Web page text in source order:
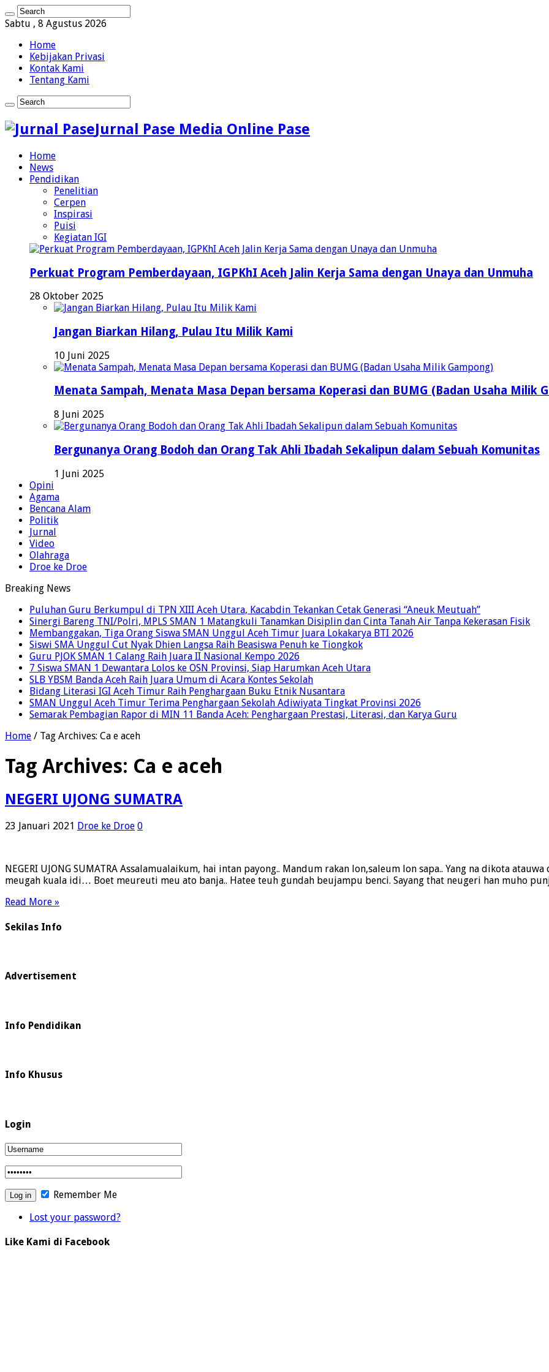
Sabtu , 8 Agustus 2026
Home
Kebijakan Privasi
Kontak Kami
Tentang Kami
Jurnal Pase Media Online Pase
Home
News
Pendidikan
Penelitian
Cerpen
Inspirasi
Puisi
Kegiatan IGI
Perkuat Program Pemberdayaan, IGPKhI Aceh Jalin Kerja Sama dengan Unaya dan Unmuha
28 Oktober 2025
Jangan Biarkan Hilang, Pulau Itu Milik Kami
10 Juni 2025
Menata Sampah, Menata Masa Depan bersama Koperasi dan BUMG (Badan Usaha Milik
8 Juni 2025
Bergunanya Orang Bodoh dan Orang Tak Ahli Ibadah Sekalipun dalam Sebuah Komunitas
1 Juni 2025
Opini
Agama
Bencana Alam
Politik
Jurnal
Video
Olahraga
Droe ke Droe
Breaking News
Puluhan Guru Berkumpul di TPN XIII Aceh Utara, Kacabdin Tekankan Cetak Generasi “Aneuk Meutuah”
Sinergi Bareng TNI/Polri, MPLS SMAN 1 Matangkuli Tanamkan Disiplin dan Cinta Tanah Air Tanpa Kekerasan Fisik
Membanggakan, Tiga Orang Siswa SMAN Unggul Aceh Timur Juara Lokakarya BTI 2026
Siswi SMA Unggul Cut Nyak Dhien Langsa Raih Beasiswa Penuh ke Tiongkok
Guru PJOK SMAN 1 Calang Raih Juara II Nasional Kempo 2026
7 Siswa SMAN 1 Dewantara Lolos ke OSN Provinsi, Siap Harumkan Aceh Utara
SLB YBSM Banda Aceh Raih Juara Umum di Acara Kontes Sekolah
Bidang Literasi IGI Aceh Timur Raih Penghargaan Buku Etnik Nusantara
SMAN Unggul Aceh Timur Terima Penghargaan Sekolah Adiwiyata Tingkat Provinsi 2026
Semarak Pembagian Rapor di MIN 11 Banda Aceh: Penghargaan Prestasi, Literasi, dan Karya Guru
Home / Tag Archives: Ca e aceh
Tag Archives: Ca e aceh
NEGERI UJONG SUMATRA
23 Januari 2021 Droe ke Droe 0
NEGERI UJONG SUMATRA Assalamualaikum, hai intan payong.. Mandum rakan lon,saleum lon sapa.. Yang na dikota
meugah kuala idi… Boet meureuti meu ato banja.. Hatee teuh gundah beujampu benci. Sayang that neugeri han muho
Read More »
Sekilas Info
Advertisement
Info Pendidikan
Info Khusus
Login
Remember Me
Lost your password?
Like Kami di Facebook